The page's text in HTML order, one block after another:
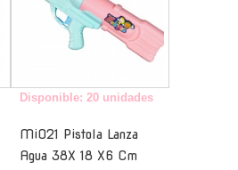
Disponible: 20 unidades
Mi021 Pistola Lanza
Agua 38X 18 X6 Cm